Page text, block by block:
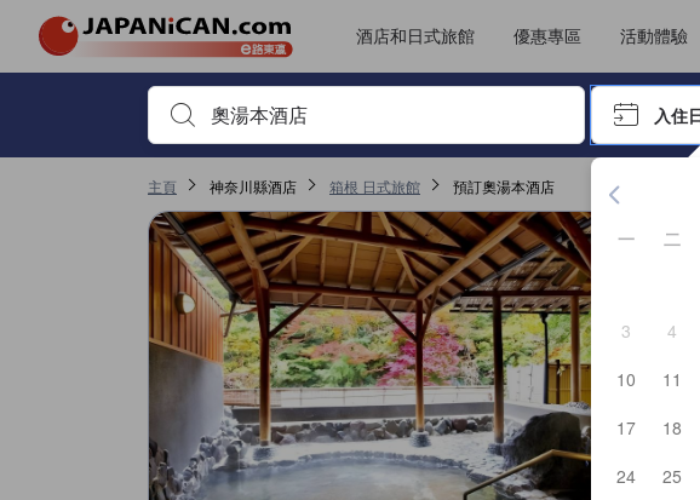
酒店和日式旅館 優惠專區 活動體驗
首先輸入住宿名稱或關鍵字搜尋，並使用箭頭鍵或 Tab鍵尋找，再按Enter鍵選擇
入住
按Enter鍵開
一 二
3
4
10
11
17
18
24
25
主頁 神奈川縣酒店 箱根 日式旅館 預訂奧湯本酒店